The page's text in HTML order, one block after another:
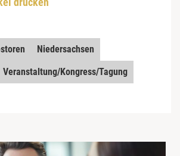
Niedersachsen
Veranstaltung/Kongress/Tagung